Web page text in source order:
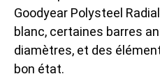
Goodyear Polysteel
blanc, certaines barres
diamètres, et des
bon état.